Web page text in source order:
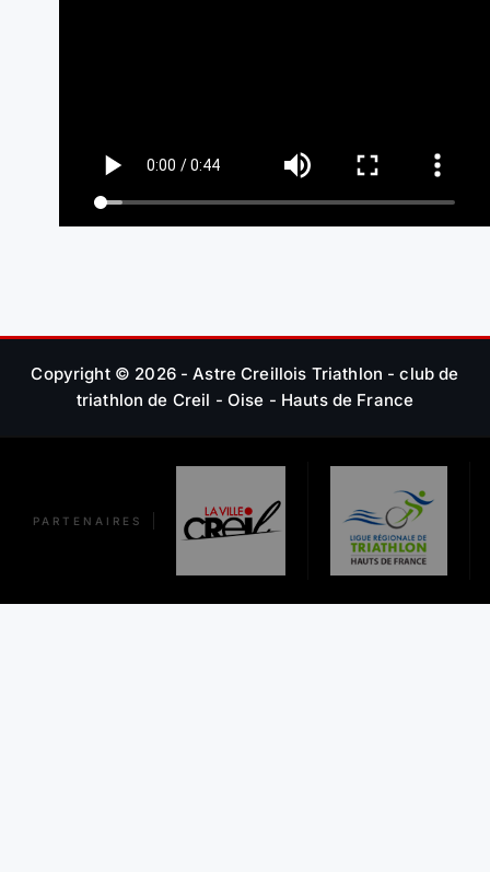
Copyright © 2026 - Astre Creillois Triathlon - club de
triathlon de Creil - Oise - Hauts de France
PARTENAIRES